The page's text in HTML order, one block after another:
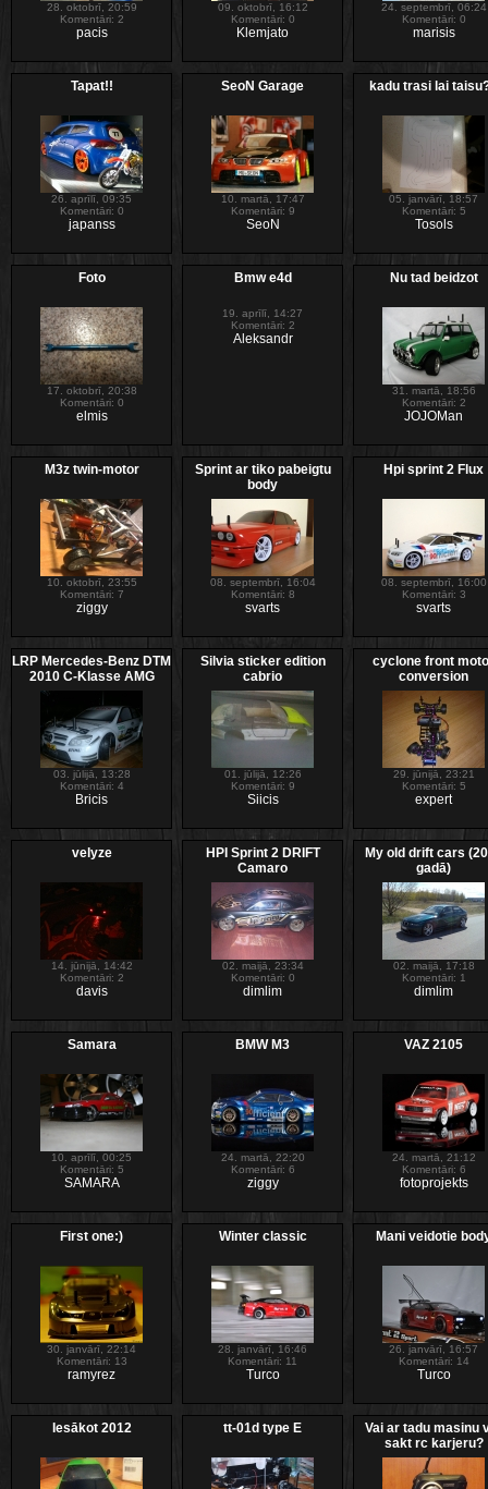
28. oktobrī, 20:59
Komentāri: 2
pacis
09. oktobrī, 16:12
Komentāri: 0
Klemjato
24. septembrī, 06:24
Komentāri: 0
marisis
Tapat!!
26. aprīlī, 09:35
Komentāri: 0
japanss
SeoN Garage
10. martā, 17:47
Komentāri: 9
SeoN
kadu trasi lai
05. janvārī, 18:57
Komentāri: 5
Tosols
Foto
17. oktobrī, 20:38
Komentāri: 0
elmis
Bmw e4d
19. aprīlī, 14:27
Komentāri: 2
Aleksandr
Nu tad beidzot
31. martā, 18:56
Komentāri: 2
JOJOMan
M3z twin-motor
10. oktobrī, 23:55
Komentāri: 7
ziggy
Sprint ar tiko pabeigtu
body
08. septembrī, 16:04
Komentāri: 8
svarts
Hpi sprint 2 Flux
08. septembrī, 16:00
Komentāri: 3
svarts
LRP Mercedes-Benz DTM
2010 C-Klasse AMG
03. jūlijā, 13:28
Komentāri: 4
Bricis
Silvia sticker edition
cabrio
01. jūlijā, 12:26
Komentāri: 9
Siicis
cyclone front
conversion
29. jūnijā, 23:21
Komentāri: 5
expert
velyze
14. jūnijā, 14:42
Komentāri: 2
davis
HPI Sprint 2 DRIFT
Camaro
02. maijā, 23:34
Komentāri: 0
dimlim
My old drift cars
gadā)
02. maijā, 17:18
Komentāri: 1
dimlim
Samara
10. aprīlī, 00:25
Komentāri: 5
SAMARA
BMW M3
24. martā, 22:20
Komentāri: 6
ziggy
VAZ 2105
24. martā, 21:12
Komentāri: 6
fotoprojekts
First one:)
30. janvārī, 22:14
Komentāri: 13
ramyrez
Winter classic
28. janvārī, 16:46
Komentāri: 11
Turco
Mani veidotie
26. janvārī, 16:57
Komentāri: 14
Turco
Iesākot 2012 tt-01d type E
Vai ar tadu masinu
sakt rc karjeru?